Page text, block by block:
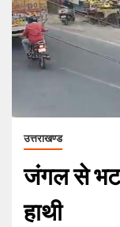
उत्तराखण्ड
जंगल से
हाथी